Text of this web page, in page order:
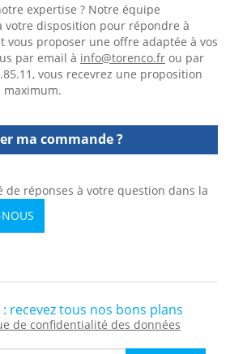
expertise ? Notre équipe
votre disposition pour répondre à
vous proposer une offre adaptée à vos
par email à info@torenco.fr ou par
vous recevrez une proposition
maximum.
ma commande ?
de réponses à votre question dans la
recevez tous nos bons plans
de confidentialité des données